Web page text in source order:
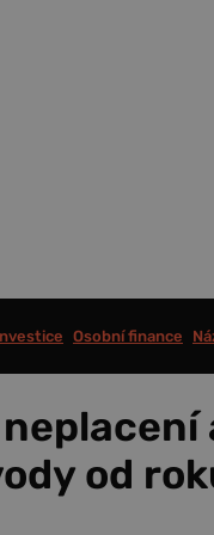
Osobní finance
od